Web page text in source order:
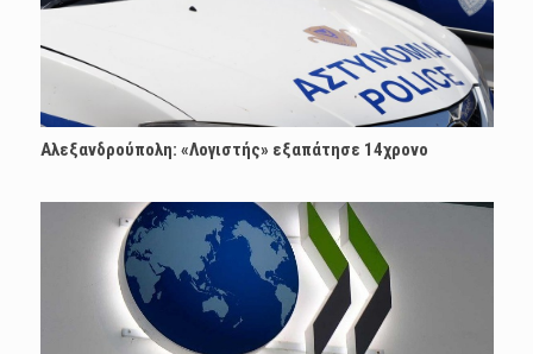
Αλεξανδρούπολη: «Λογιστής» εξαπάτησε 14χρονο